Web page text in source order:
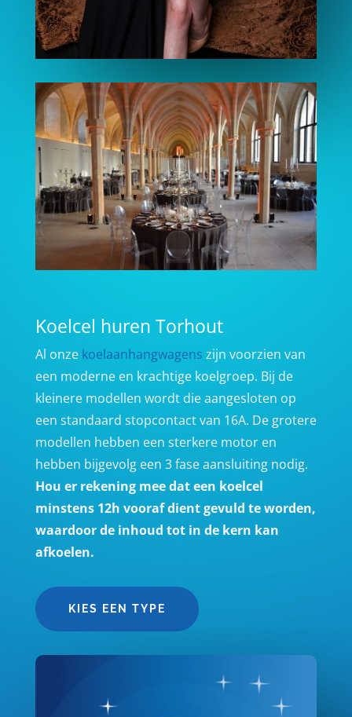
Koelcel huren Torhout
Al onze koelaanhangwagens zijn voorzien van
een moderne en krachtige koelgroep. Bij de
kleinere modellen wordt die aangesloten op
een standaard stopcontact van 16A. De grotere
modellen hebben een sterkere motor en
hebben bijgevolg een 3 fase aansluiting nodig.
Hou er rekening mee dat een koelcel
minstens 12h vooraf dient gevuld te worden,
waardoor de inhoud tot in de kern kan
afkoelen.
KIES EEN TYPE